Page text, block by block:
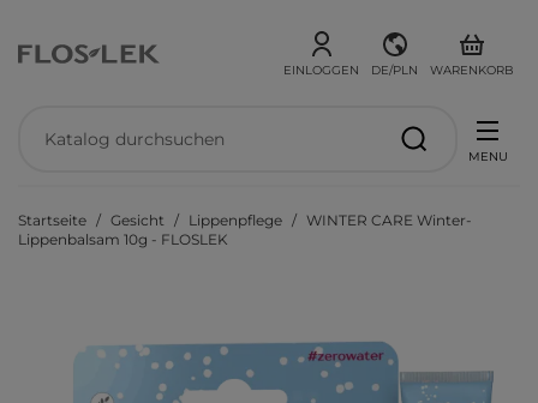
EINLOGGEN DE/PLN WARENKORB
MENU
Startseite Gesicht Lippenpflege
WINTER CARE Winter-
Lippenbalsam 10g - FLOSLEK